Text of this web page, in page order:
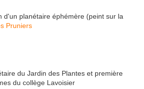
planétaire éphémère (peint sur la
Pruniers
du Jardin des Plantes et première
du collège Lavoisier